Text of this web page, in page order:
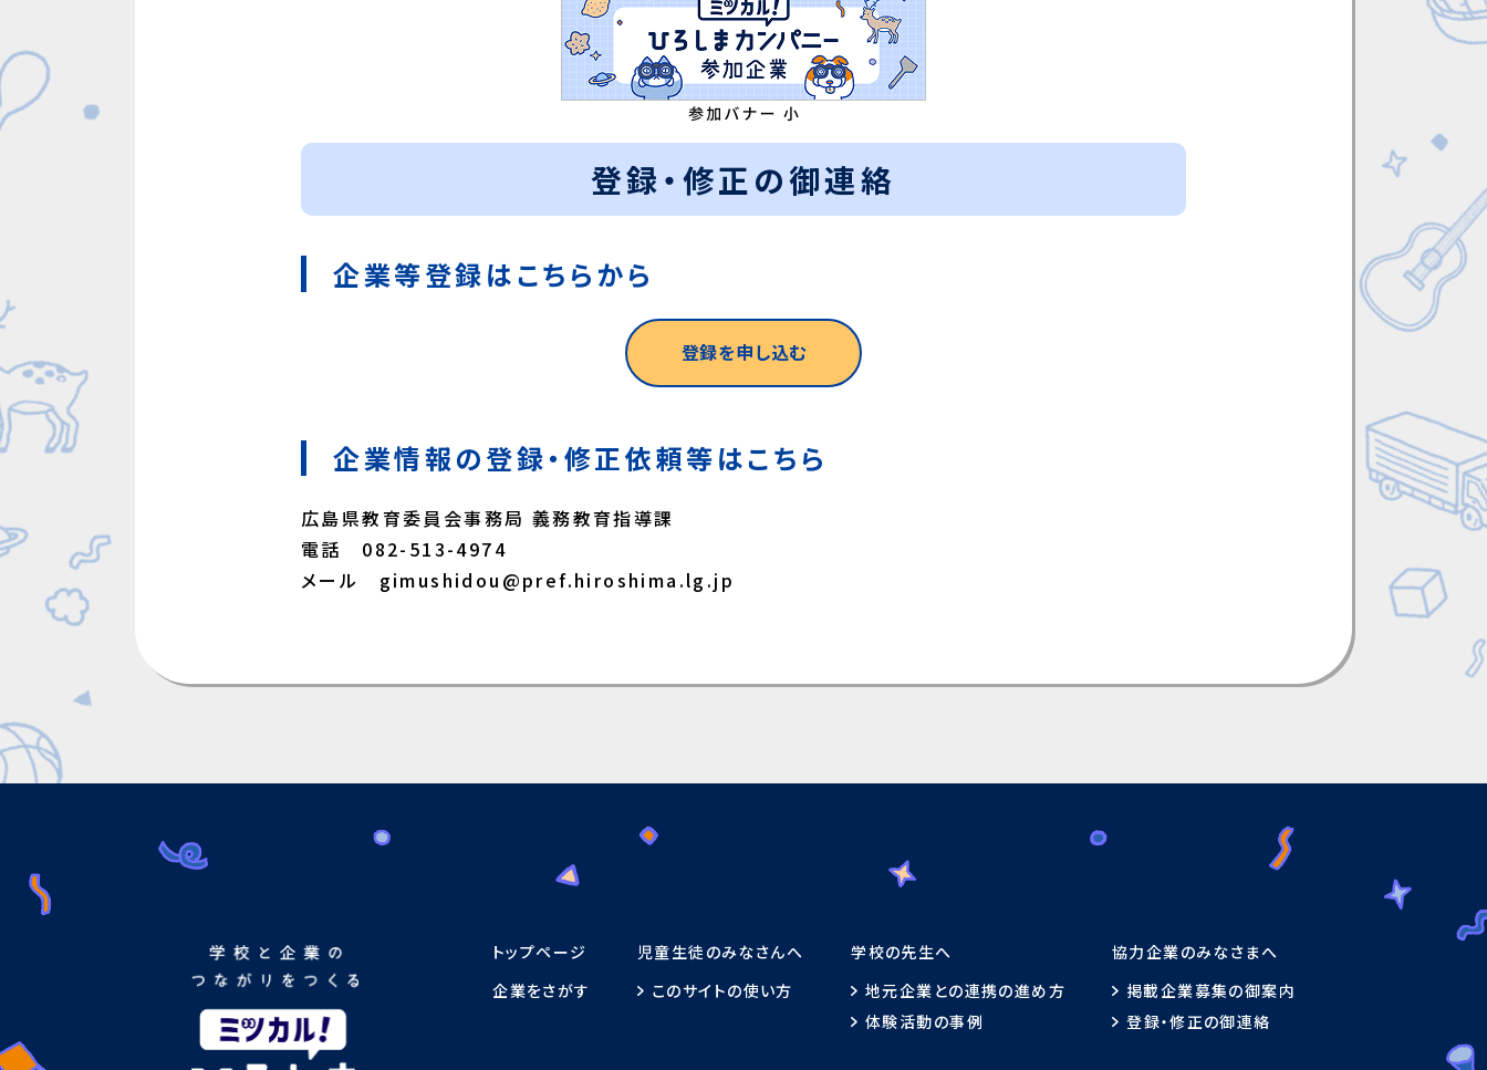
登録・修正の御連絡
企業等登録はこちらから
登録を申し込む
企業情報の登録・修正依頼等はこちら
広島県教育委員会事務局 義務教育指導課
電話 082-513-4974
メール gimushidou@pref.hiroshima.lg.jp
トップページ
企業をさがす
児童生徒 のみなさんへ
このサイトの使い方
学校の先生へ
地元企業 との連携の進め方
体験活動の事例
協力企業のみなさまへ
掲載企業募集の御案内
登録・修正の御連絡